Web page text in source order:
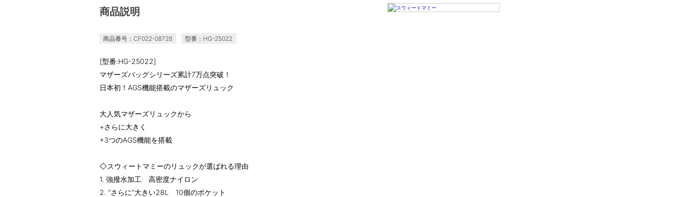
商品説明
商品番号：CF022-08728 型番：HG-25022
[型番:HG-25022]
マザーズバッグシリーズ累計7万点突破！
日本初！AGS機能搭載のマザーズリュック
大人気マザーズリュックから
+さらに大きく
+3つのAGS機能を搭載
◇スウィートマミーのリュックが選ばれる理由
1. 強撥水加工 高密度ナイロン
2. ”さらに”大きい28L 10個のポケット